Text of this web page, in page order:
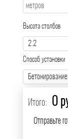
Высота столбов
Способ установки
Итого: 0
Отправьте